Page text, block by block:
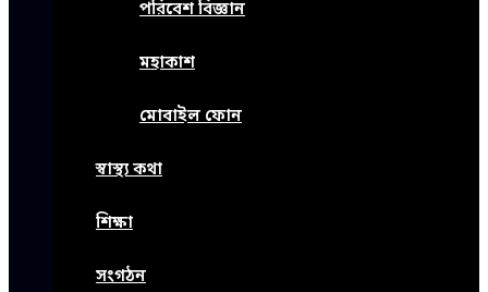
পরিবেশ বিজ্ঞান
মহাকাশ
মোবাইল ফোন
স্বাস্থ্য কথা
শিক্ষা
সংগঠন